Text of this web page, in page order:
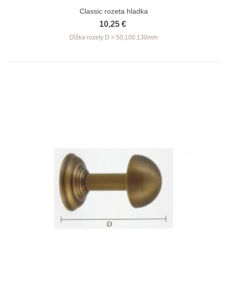
Classic rozeta hladka
10,25 €
Dĺžka rozety D = 50,100,130mm